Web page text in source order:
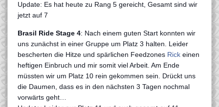
Update: Es hat heute zu Rang 5 gereicht, Gesamt sind wir
jetzt auf 7
Brasil Ride Stage 4: Nach einem guten Start konnten wir
uns zunächst in einer Gruppe um Platz 3 halten. Leider
bescherten die Hitze und spärlichen Feedzones Rick einen
heftigen Einbruch und mir somit viel Arbeit. Am Ende
müssten wir um Platz 10 rein gekommen sein. Drückt uns
die Daumen, dass es in den nächsten 3 Tagen nochmal
vorwärts geht…